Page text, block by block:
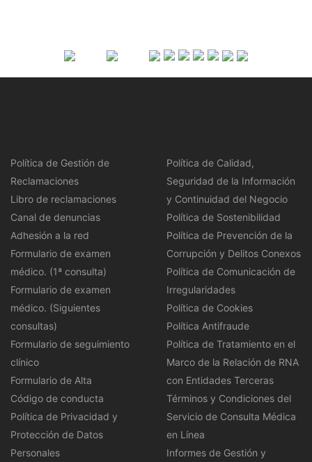
Política de Gestión de
Reclamaciones
Libro de reclamaciones
Canal de denuncias
Adhesión a la red
Formulario de examen
médico. (1ª consulta)
Formulario de examen
médico. (Siguientes
consultas)
Formulario de seguimiento
clínico
Formulario de Alta
Código de conducta
Política de Privacidad y
Protección de Datos
Personales
Política de Calidad,
Seguridad de la Información
y Continuidad del Negocio
Política de Sostenibilidad
Política de Prevención de la
Corrupción y Delitos Conexos
Política de Comunicación de
Irregularidades
Política de Cookies
Política Antifraude
Política de Tratamiento en el
Marco de la Relación de RNA
con Entidades Terceras
Términos y Condiciones del
Servicio de Consulta Médica
en Línea
Informes de Gestión y